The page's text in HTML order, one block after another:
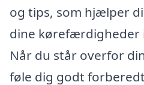
og tips, som hjælper
dine kørefærdigheder
Når du står overfor
føle dig godt